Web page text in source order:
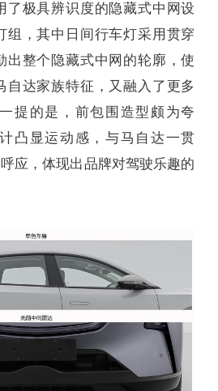
了极具辨识度的隐藏式中网设
组，其中日间行车灯采用贯穿
出整个隐藏式中网的轮廓，使
自达家族特征，又融入了更多
提的是，前包围造型颇为夸
凸显运动感，与马自达一贯
应，体现出品牌对驾驶乐趣的